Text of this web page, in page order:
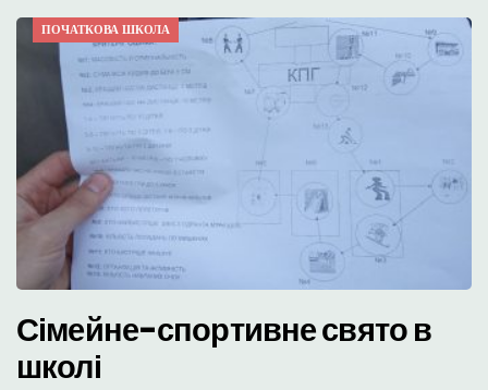
ПОЧАТКОВА ШКОЛА
Сімейне-спортивне свято в
школі